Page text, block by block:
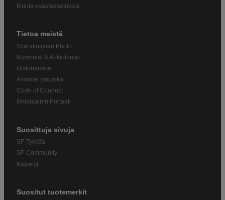
Muuta evästeasetuksia
Tietoa meistä
Scandinavian Photo
Myymälät & Aukioloajat
Historiamme
Avoimet työpaikat
Code of Conduct
Ilmiantajien Portaali
Suosittuja sivuja
SP Tykkää
SP Community
Käytetyt
Suositut tuotemerkit